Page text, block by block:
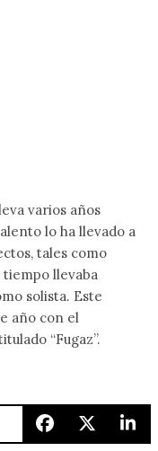
varios años
lo ha llevado a
tales como
tiempo llevaba
solista. Este
año con el
“Fugaz”.